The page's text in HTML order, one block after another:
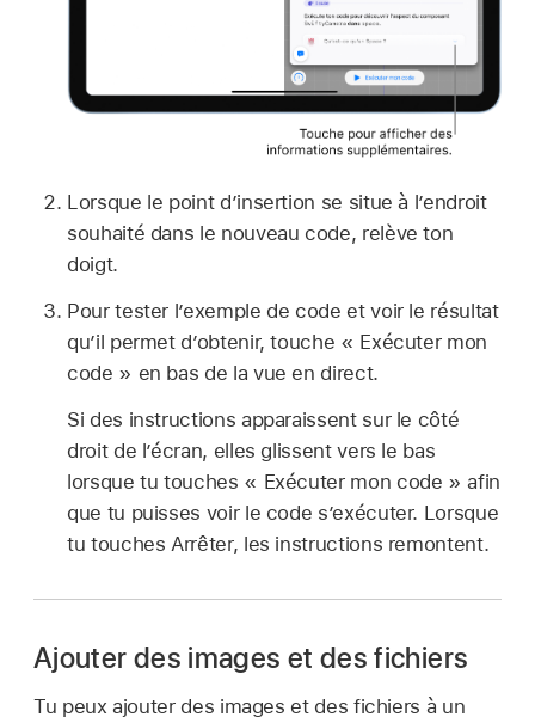
Lorsque le point d’insertion se situe à l’endroit
souhaité dans le nouveau code, relève ton
doigt.
Pour tester l’exemple de code et voir le résultat
qu’il permet d’obtenir, touche « Exécuter mon
code » en bas de la vue en direct.
Si des instructions apparaissent sur le côté
droit de l’écran, elles glissent vers le bas
lorsque tu touches « Exécuter mon code » afin
que tu puisses voir le code s’exécuter. Lorsque
tu touches Arrêter, les instructions remontent.
Ajouter des images et des fichiers
Tu peux ajouter des images et des fichiers à un